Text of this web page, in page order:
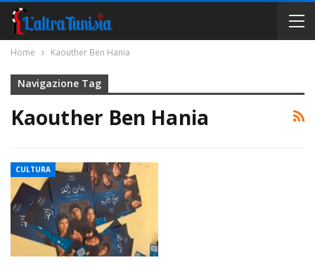
Home Kaouther Ben Hania
Navigazione Tag
Kaouther Ben Hania
CULTURA